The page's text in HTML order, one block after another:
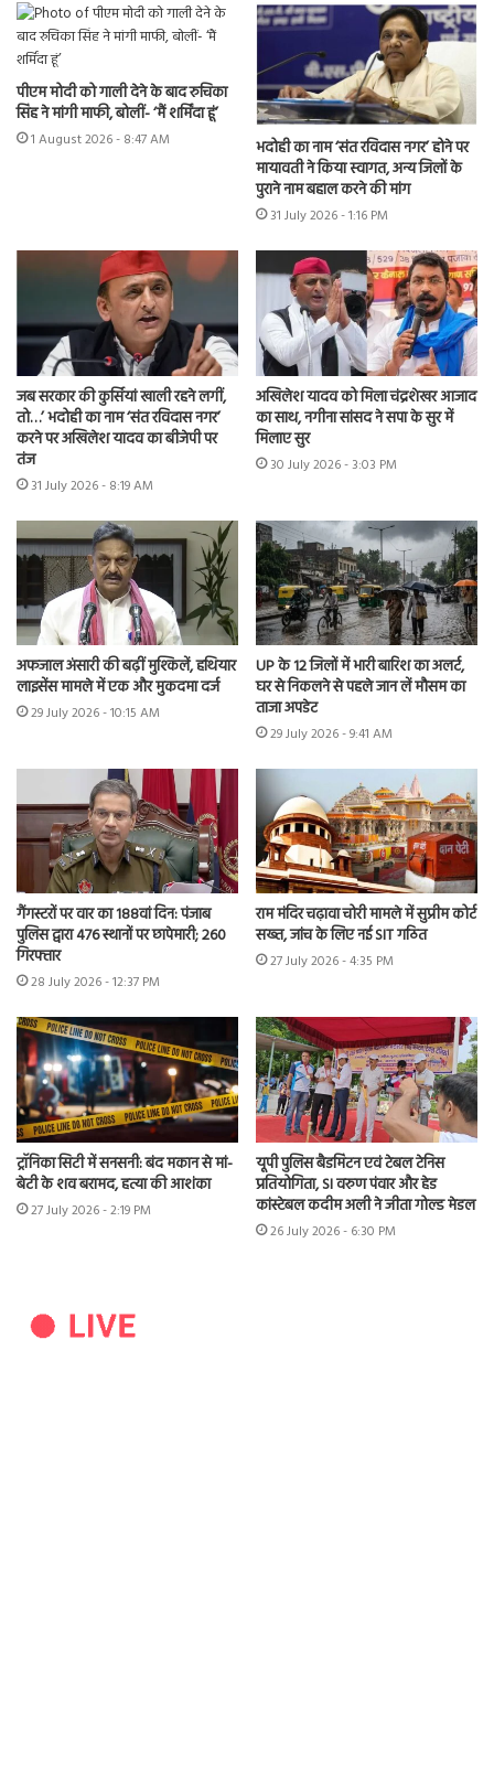
पीएम मोदी को गाली देने के बाद रुचिका
सिंह ने मांगी माफी, बोलीं- ‘मैं शर्मिंदा हूं’
1 August 2026 - 8:47 AM
भदोही का नाम ‘संत रविदास नगर’ होने पर
मायावती ने किया स्वागत, अन्य जिलों के
पुराने नाम बहाल करने की मांग
31 July 2026 - 1:16 PM
जब सरकार की कुर्सियां खाली रहने लगीं,
तो…’ भदोही का नाम ‘संत रविदास नगर’
करने पर अखिलेश यादव का बीजेपी पर
तंज
31 July 2026 - 8:19 AM
अखिलेश यादव को मिला चंद्रशेखर आजाद
का साथ, नगीना सांसद ने सपा के सुर में
मिलाए सुर
30 July 2026 - 3:03 PM
अफजाल अंसारी की बढ़ीं मुश्किलें, हथियार
लाइसेंस मामले में एक और मुकदमा दर्ज
29 July 2026 - 10:15 AM
UP के 12 जिलों में भारी बारिश का अलर्ट,
घर से निकलने से पहले जान लें मौसम का
ताजा अपडेट
29 July 2026 - 9:41 AM
गैंगस्टरों पर वार का 188वां दिन: पंजाब
पुलिस द्वारा 476 स्थानों पर छापेमारी; 260
गिरफ्तार
28 July 2026 - 12:37 PM
राम मंदिर चढ़ावा चोरी मामले में सुप्रीम कोर्ट
सख्त, जांच के लिए नई SIT गठित
27 July 2026 - 4:35 PM
ट्रॉनिका सिटी में सनसनी: बंद मकान से मां-
बेटी के शव बरामद, हत्या की आशंका
27 July 2026 - 2:19 PM
यूपी पुलिस बैडमिंटन एवं टेबल टेनिस
प्रतियोगिता, SI वरुण पंवार और हेड
कांस्टेबल कदीम अली ने जीता गोल्ड मेडल
26 July 2026 - 6:30 PM